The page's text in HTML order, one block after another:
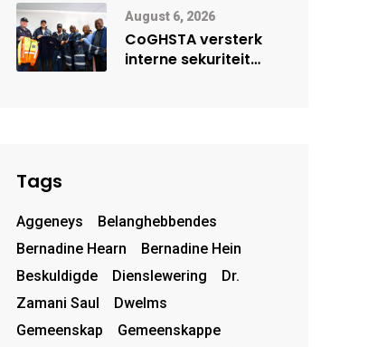
vir moontlike
herbegin
August 6, 2026
CoGHSTA versterk
interne sekuriteit
Tags
Aggeneys
Belanghebbendes
Bernadine Hearn
Bernadine Hein
Beskuldigde
Dienslewering
Dr.
Zamani Saul
Dwelms
Gemeenskap
Gemeenskappe